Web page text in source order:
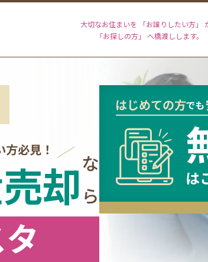
大切なお住まいを 「お譲りしたい方」
「お探しの方」 へ橋渡しします。
却なら